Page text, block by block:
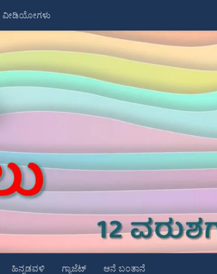
ವೀಡಿಯೋಗಳು
ಹಿನ್ನಡವಳಿ ಗ್ಯಾಜೆಟ್ ಆನೆ ಬಂತಾನೆ